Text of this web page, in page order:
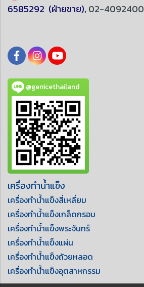
6585292 (ฝ่ายขาย), 02-4092400
@genicethailand
เครื่องทำน้ำแข็ง
เครื่องทำน้ำแข็งสี่เหลี่ยม
เครื่องทำน้ำแข็งเกล็ดกรอบ
เครื่องทำน้ำแข็งพระจันทร์
เครื่องทำน้ำแข็งแผ่น
เครื่องทำน้ำแข็งถ้วยหลอด
เครื่องทำน้ำแข็งอุตสาหกรรม